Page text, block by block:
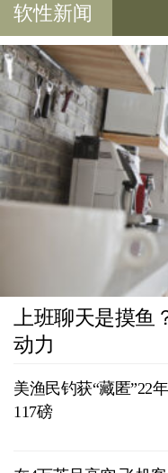
软性新闻
上班聊天是摸鱼
动力
美渔民钓获“藏匿”22
117磅